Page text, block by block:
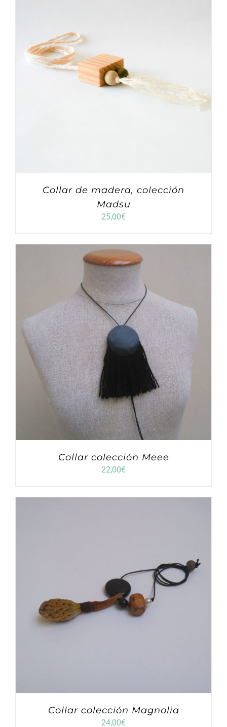
Collar de madera, colección
Madsu
25,00€
Collar colección Meee
22,00€
Collar colección Magnolia
24,00€